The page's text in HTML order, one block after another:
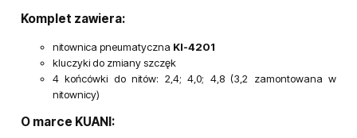
Komplet zawiera:
nitownica pneumatyczna KI-4201
kluczyki do zmiany szczęk
4 końcówki do nitów: 2,4; 4,0; 4,8 (3,2 zamontowana w
nitownicy)
O marce KUANI: